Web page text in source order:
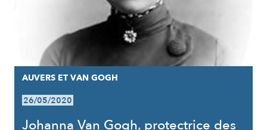
AUVERS ET VAN GOGH
26/05/2020
Johanna Van Gogh, protectrice des